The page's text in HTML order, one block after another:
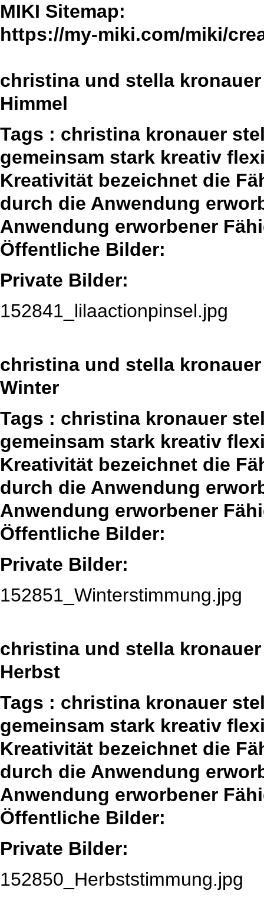
MIKI Sitemap:
https://my-miki.com/miki/
christina und stella kronauer
Himmel
Tags : christina kronauer
gemeinsam stark kreativ
Kreativität bezeichnet die
durch die Anwendung
Anwendung erworbener
Öffentliche Bilder:
Private Bilder:
152841_lilaactionpinsel.jpg
christina und stella kronauer
Winter
Tags : christina kronauer
gemeinsam stark kreativ
Kreativität bezeichnet die
durch die Anwendung
Anwendung erworbener
Öffentliche Bilder:
Private Bilder:
152851_Winterstimmung.jpg
christina und stella kronauer
Herbst
Tags : christina kronauer
gemeinsam stark kreativ
Kreativität bezeichnet die
durch die Anwendung
Anwendung erworbener
Öffentliche Bilder:
Private Bilder:
152850_Herbststimmung.jpg